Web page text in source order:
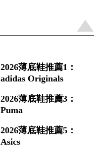
2026薄底鞋推薦1：
adidas Originals
2026薄底鞋推薦3：
Puma
2026薄底鞋推薦5：
Asics